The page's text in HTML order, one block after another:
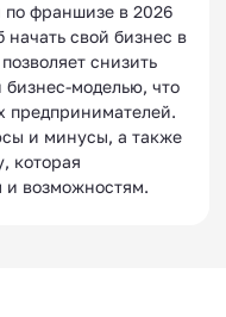
по франшизе в 2026
начать свой бизнес в
снизить
бизнес-моделью, что
предпринимателей.
и минусы, а также
которая
и возможностям.